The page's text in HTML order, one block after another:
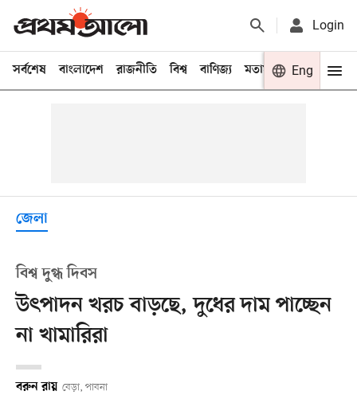
Login
সর্বশেষ বাংলাদেশ রাজনীতি বিশ্ব বাণিজ্য মতামত খেলা
Eng
জেলা
বিশ্ব দুগ্ধ দিবস
উৎপাদন খরচ বাড়ছে, দুধের দাম পাচ্ছেন
না খামারিরা
বরুন রায় বেড়া, পাবনা